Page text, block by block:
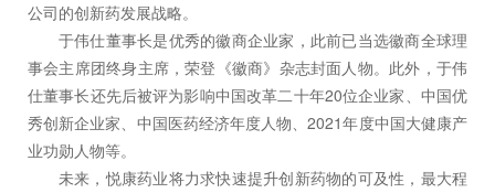
公司的创新药发展战略。
于伟仕董事长是优秀的徽商企业家，此前已当选徽商全球理
事会主席团终身主席，荣登《徽商》杂志封面人物。此外，于伟
仕董事长还先后被评为影响中国改革二十年20位企业家、中国优
秀创新企业家、中国医药经济年度人物、2021年度中国大健康产
业功勋人物等。
未来，悦康药业将力求快速提升创新药物的可及性，最大程